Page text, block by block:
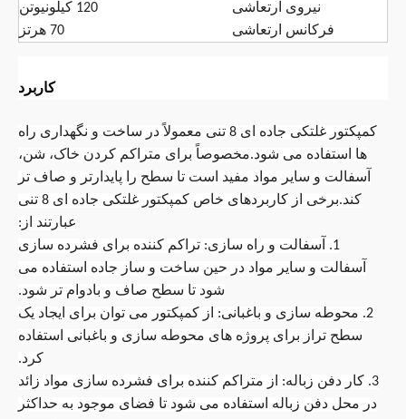
نیروی ارتعاشی
120 کیلونیوتن
فرکانس ارتعاشی
70 هرتز
کاربرد
کمپکتور غلتکی جاده ای 8 تنی معمولاً در ساخت و نگهداری راه
ها استفاده می شود.مخصوصاً برای متراکم کردن خاک، شن،
آسفالت و سایر مواد مفید است تا سطح را پایدارتر و صاف تر
کند.برخی از کاربردهای خاص کمپکتور غلتکی جاده ای 8 تنی
عبارتند از:
1. آسفالت و راه سازی: تراکم کننده برای فشرده سازی
آسفالت و سایر مواد در حین ساخت و ساز جاده استفاده می
شود تا سطح صاف و بادوام تر شود.
2. محوطه سازی و باغبانی: از کمپکتور می توان برای ایجاد یک
سطح تراز برای پروژه های محوطه سازی و باغبانی استفاده
کرد.
3. کار دفن زباله: از متراکم کننده برای فشرده سازی مواد زائد
در محل دفن زباله استفاده می شود تا فضای موجود به حداکثر